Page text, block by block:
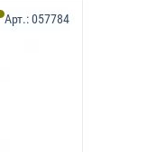
Арт.:057784